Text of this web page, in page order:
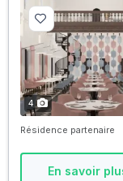
4
Résidence partenaire
En savoir